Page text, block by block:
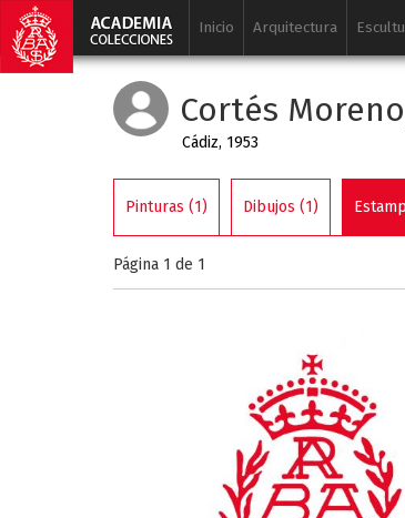
Inicio Arquitectura
Cortés
Cádiz, 1953
Pinturas (1) Dibujos (1)
Página 1 de 1